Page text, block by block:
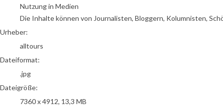
Nutzung in Medien
Die Inhalte können von Journalisten, Bloggern, Kolumnisten,
Urheber:
alltours
Dateiformat:
.jpg
Dateigröße:
7360 x 4912, 13,3 MB